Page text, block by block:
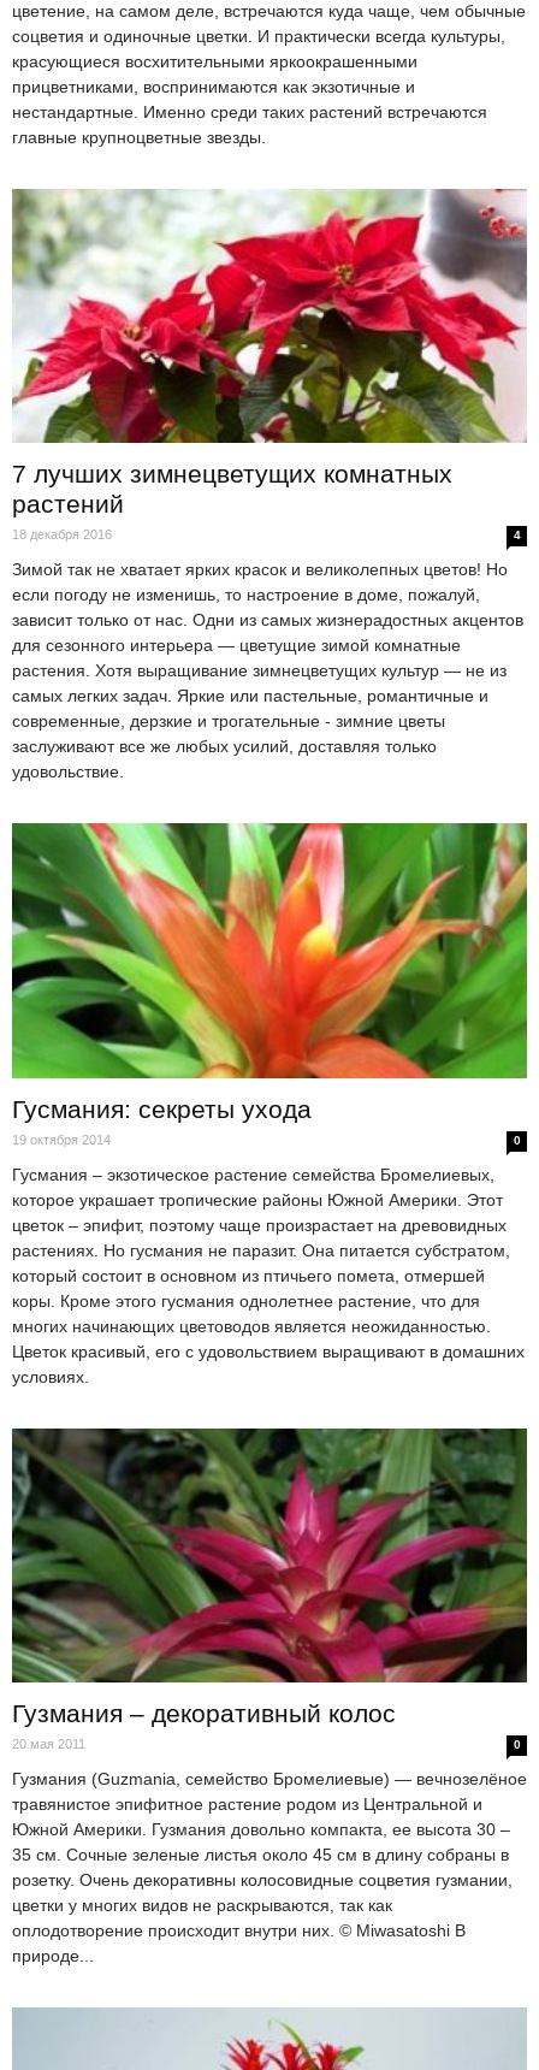
цветение, на самом деле, встречаются куда чаще, чем обычные
соцветия и одиночные цветки. И практически всегда культуры,
красующиеся восхитительными яркоокрашенными
прицветниками, воспринимаются как экзотичные и
нестандартные. Именно среди таких растений встречаются
главные крупноцветные звезды.
7 лучших зимнецветущих комнатных
растений
18 декабря 2016 4
Зимой так не хватает ярких красок и великолепных цветов! Но
если погоду не изменишь, то настроение в доме, пожалуй,
зависит только от нас. Одни из самых жизнерадостных акцентов
для сезонного интерьера — цветущие зимой комнатные
растения. Хотя выращивание зимнецветущих культур — не из
самых легких задач. Яркие или пастельные, романтичные и
современные, дерзкие и трогательные - зимние цветы
заслуживают все же любых усилий, доставляя только
удовольствие.
Гусмания: секреты ухода
19 октября 2014 0
Гусмания – экзотическое растение семейства Бромелиевых,
которое украшает тропические районы Южной Америки. Этот
цветок – эпифит, поэтому чаще произрастает на древовидных
растениях. Но гусмания не паразит. Она питается субстратом,
который состоит в основном из птичьего помета, отмершей
коры. Кроме этого гусмания однолетнее растение, что для
многих начинающих цветоводов является неожиданностью.
Цветок красивый, его с удовольствием выращивают в домашних
условиях.
Гузмания – декоративный колос
20 мая 2011 0
Гузмания (Guzmania, семейство Бромелиевые) — вечнозелёное
травянистое эпифитное растение родом из Центральной и
Южной Америки. Гузмания довольно компакта, ее высота 30 –
35 см. Сочные зеленые листья около 45 см в длину собраны в
розетку. Очень декоративны колосовидные соцветия гузмании,
цветки у многих видов не раскрываются, так как
оплодотворение происходит внутри них. © Miwasatoshi В
природе...